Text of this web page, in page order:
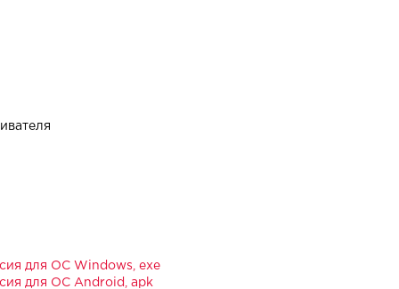
для ОС Windows, exe
для ОС Android, apk